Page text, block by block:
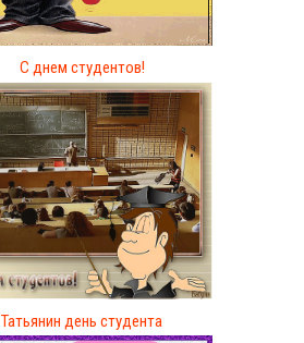
С днем студентов!
Татьянин день студента